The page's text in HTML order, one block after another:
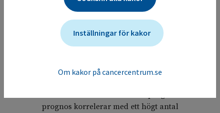
och mesenkymala celler, särskilt follikulära
dendritiska celler(50,51). Lymfomcellerna
motverkas av cytotoxiska T-celler (
signalvägar, t.ex. CD40-ligand, IL4, IFNγ och
prognos korrelerar med ett högt antal
Inställningar för kakor
Om kakor på cancercentrum.se